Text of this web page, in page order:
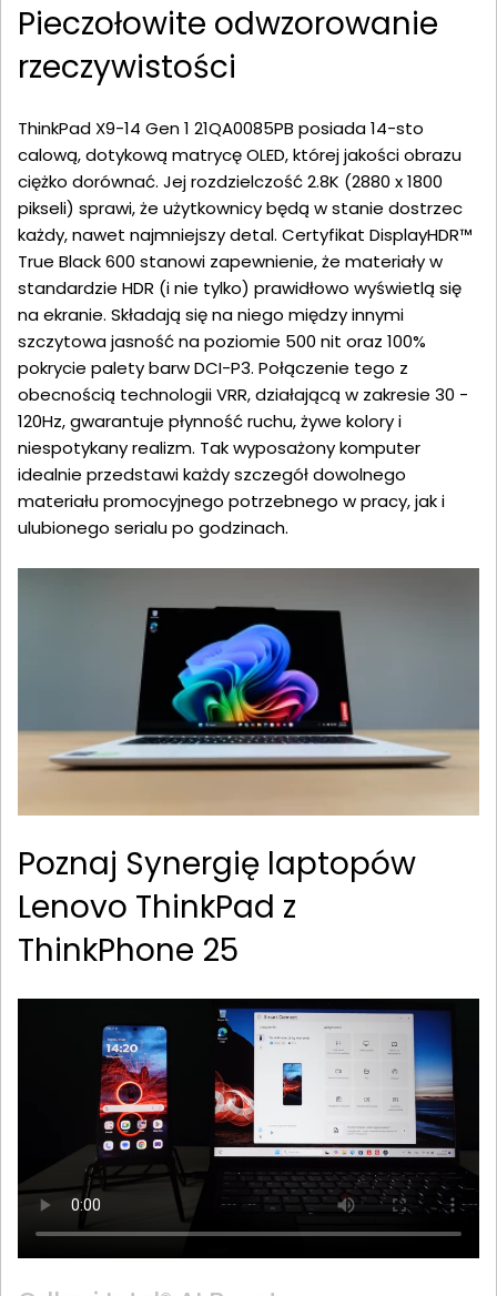
Pieczołowite odwzorowanie
rzeczywistości
ThinkPad X9-14 Gen 1 21QA0085PB posiada 14-sto
calową, dotykową matrycę OLED, której jakości obrazu
ciężko dorównać. Jej rozdzielczość 2.8K (2880 x 1800
pikseli) sprawi, że użytkownicy będą w stanie dostrzec
każdy, nawet najmniejszy detal. Certyfikat DisplayHDR™
True Black 600 stanowi zapewnienie, że materiały w
standardzie HDR (i nie tylko) prawidłowo wyświetlą się
na ekranie. Składają się na niego między innymi
szczytowa jasność na poziomie 500 nit oraz 100%
pokrycie palety barw DCI-P3. Połączenie tego z
obecnością technologii VRR, działającą w zakresie 30 -
120Hz, gwarantuje płynność ruchu, żywe kolory i
niespotykany realizm. Tak wyposażony komputer
idealnie przedstawi każdy szczegół dowolnego
materiału promocyjnego potrzebnego w pracy, jak i
ulubionego serialu po godzinach.
Poznaj Synergię laptopów
Lenovo ThinkPad z
ThinkPhone 25